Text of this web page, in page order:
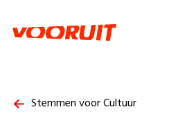
Onze mensen
Stemmen voor Cultuur